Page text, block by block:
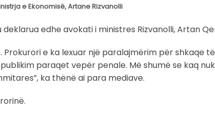
e Ekonomisë, Artane Rizvanolli
edhe avokati i ministres Rizvanolli, Artan
Prokurori e ka lexuar një paralajmërim për shkaqe
paraqet vepër penale. Më shumë se kaq
ka thënë ai para mediave.